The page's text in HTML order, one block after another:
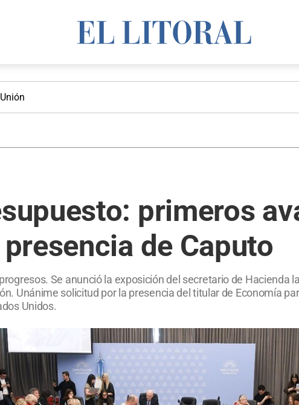
Unión
primeros
de Caputo
Se anunció la exposición del secretario de Hacienda
Unánime solicitud por la presencia del titular de Economía
Unidos.